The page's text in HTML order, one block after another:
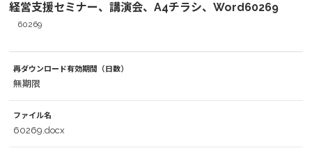
経営支援セミナー、講演会、A4チラシ、Word60269
60269
再ダウンロード有効期間（日数）
無期限
ファイル名
60269.docx